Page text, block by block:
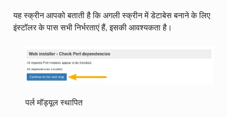
यह स्क्रीन आपको बताती है कि अगली स्क्रीन में डेटाबेस बनाने के लिए
इंस्टॉलर के पास सभी निर्भरताएं हैं, इसकी आवश्यकता है।
पर्ल मॉड्यूल स्थापित